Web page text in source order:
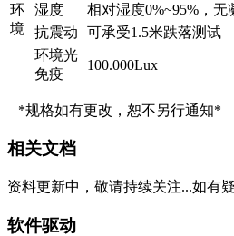
环
境
湿度
相对湿度0%~95%，无
抗震动
可承受1.5米跌落测试
环境光
免疫
100.000Lux
*规格如有更改，恕不另行通知*
相关文档
资料更新中，敬请持续关注...如有
软件驱动